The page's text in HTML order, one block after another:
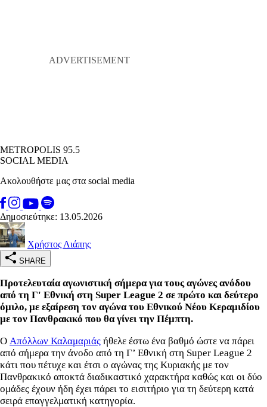
METROPOLIS 95.5
SOCIAL MEDIA
Ακολουθήστε μας στα social media
Δημοσιεύτηκε: 13.05.2026
Χρήστος Λιάπης
SHARE
Προτελευταία αγωνιστική σήμερα για τους αγώνες ανόδου
από τη Γ' Εθνική στη Super League 2 σε πρώτο και δεύτερο
όμιλο, με εξαίρεση τον αγώνα του Εθνικού Νέου Κεραμιδίου
με τον Πανθρακικό που θα γίνει την Πέμπτη.
Ο Απόλλων Καλαμαριάς ήθελε έστω ένα βαθμό ώστε να πάρει
από σήμερα την άνοδο από τη Γ’ Εθνική στη Super League 2
κάτι που πέτυχε και έτσι ο αγώνας της Κυριακής με τον
Πανθρακικό αποκτά διαδικαστικό χαρακτήρα καθώς και οι δύο
ομάδες έχουν ήδη έχει πάρει το εισιτήριο για τη δεύτερη κατά
σειρά επαγγελματική κατηγορία.